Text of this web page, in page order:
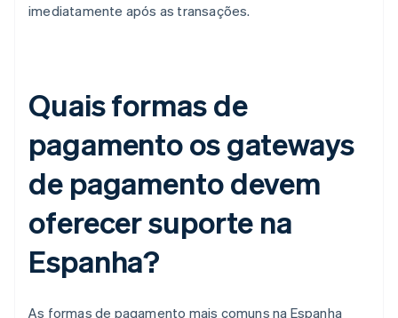
imediatamente após as transações.
Quais formas de
pagamento os gateways
de pagamento devem
oferecer suporte na
Espanha?
As formas de pagamento mais comuns na Espanha